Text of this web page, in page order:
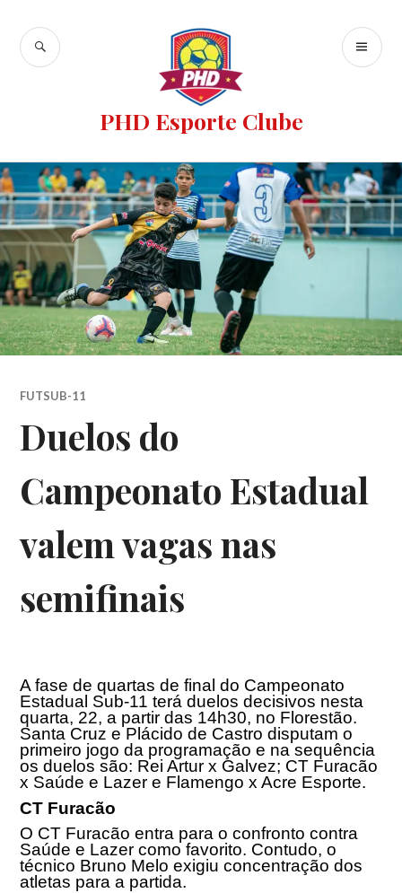
PHD Esporte Clube
FUTSUB-11
Duelos do
Campeonato Estadual
valem vagas nas
semifinais
A fase de quartas de final do Campeonato
Estadual Sub-11 terá duelos decisivos nesta
quarta, 22, a partir das 14h30, no Florestão.
Santa Cruz e Plácido de Castro disputam o
primeiro jogo da programação e na sequência
os duelos são: Rei Artur x Galvez; CT Furacão
x Saúde e Lazer e Flamengo x Acre Esporte.
CT Furacão
O CT Furacão entra para o confronto contra
Saúde e Lazer como favorito. Contudo, o
técnico Bruno Melo exigiu concentração dos
atletas para a partida.